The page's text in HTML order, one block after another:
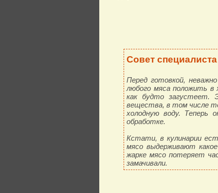
Совет специалиста
Перед готовкой,
любого мяса положить в
как будто загустеет.
вещества, в том числе
холодную воду. Теперь
обработке.
Кстати, в кулинарии
мясо выдерживают
жарке мясо потеряет
замачивали.